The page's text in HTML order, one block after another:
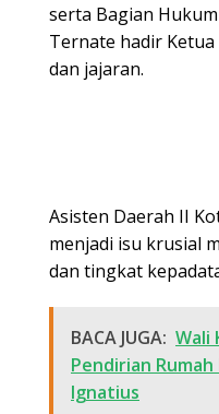
serta Bagian
Ternate hadir Ketua
dan jajaran.
Asisten Daerah II
menjadi isu krusial
dan tingkat
BACA JUGA: Wali
Pendirian
Ignatius